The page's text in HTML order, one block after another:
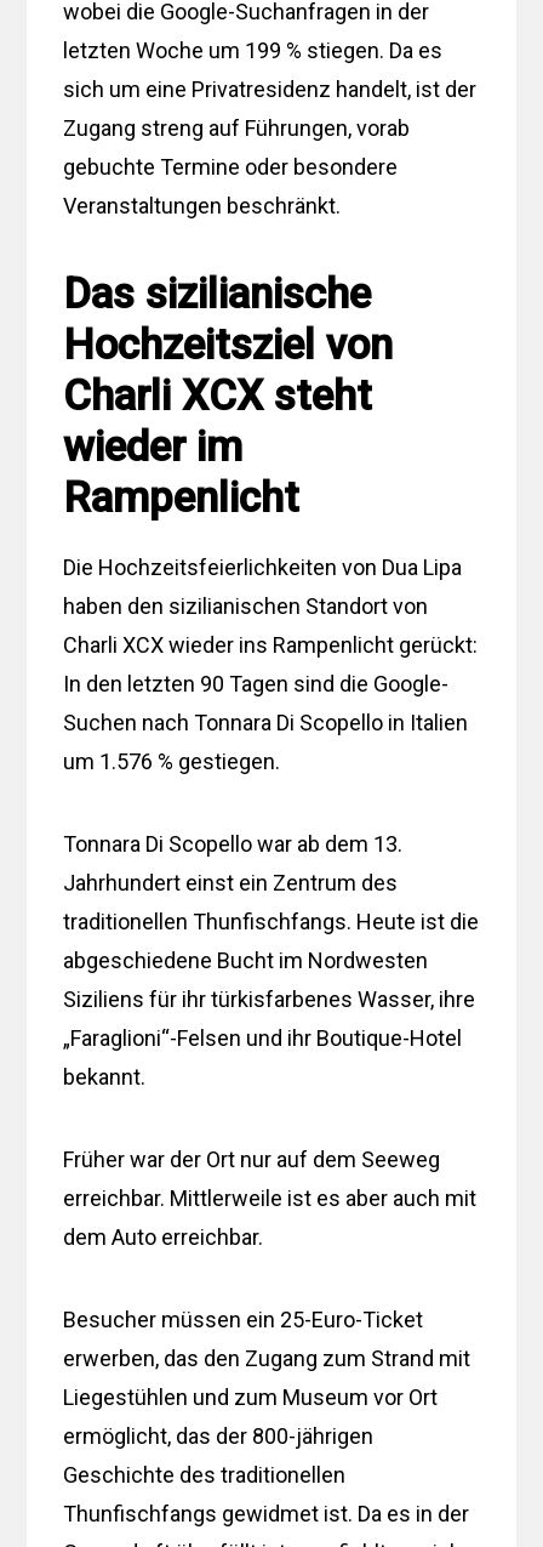
wobei die Google-Suchanfragen in der
letzten Woche um 199 % stiegen. Da es
sich um eine Privatresidenz handelt, ist der
Zugang streng auf Führungen, vorab
gebuchte Termine oder besondere
Veranstaltungen beschränkt.
Das sizilianische
Hochzeitsziel von
Charli XCX steht
wieder im
Rampenlicht
Die Hochzeitsfeierlichkeiten von Dua Lipa
haben den sizilianischen Standort von
Charli XCX wieder ins Rampenlicht gerückt:
In den letzten 90 Tagen sind die Google-
Suchen nach Tonnara Di Scopello in Italien
um 1.576 % gestiegen.
Tonnara Di Scopello war ab dem 13.
Jahrhundert einst ein Zentrum des
traditionellen Thunfischfangs. Heute ist die
abgeschiedene Bucht im Nordwesten
Siziliens für ihr türkisfarbenes Wasser, ihre
„Faraglioni“-Felsen und ihr Boutique-Hotel
bekannt.
Früher war der Ort nur auf dem Seeweg
erreichbar. Mittlerweile ist es aber auch mit
dem Auto erreichbar.
Besucher müssen ein 25-Euro-Ticket
erwerben, das den Zugang zum Strand mit
Liegestühlen und zum Museum vor Ort
ermöglicht, das der 800-jährigen
Geschichte des traditionellen
Thunfischfangs gewidmet ist. Da es in der